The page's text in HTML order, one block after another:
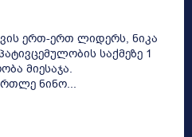
ერთ-ერთ ლიდერს, ნიკა
საქმეზე 1
მიესაჯა.
ნინო...